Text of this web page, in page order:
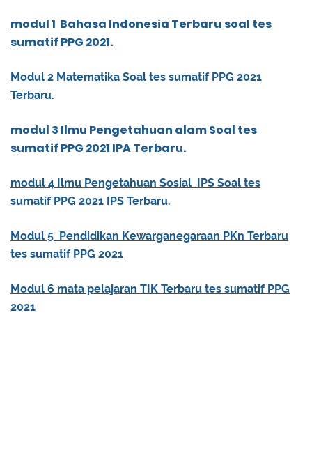
modul 1 Bahasa Indonesia Terbaru soal tes
sumatif PPG 2021.
Modul 2 Matematika Soal tes sumatif PPG 2021
Terbaru.
modul 3 Ilmu Pengetahuan alam Soal tes
sumatif PPG 2021 IPA Terbaru.
modul 4 Ilmu Pengetahuan Sosial IPS Soal tes
sumatif PPG 2021 IPS Terbaru.
Modul 5 Pendidikan Kewarganegaraan PKn Terbaru
tes sumatif PPG 2021
Modul 6 mata pelajaran TIK Terbaru tes sumatif PPG
2021